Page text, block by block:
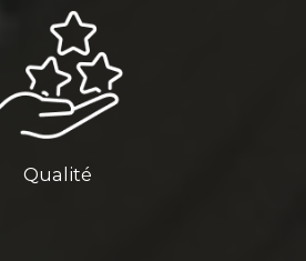
Qualité